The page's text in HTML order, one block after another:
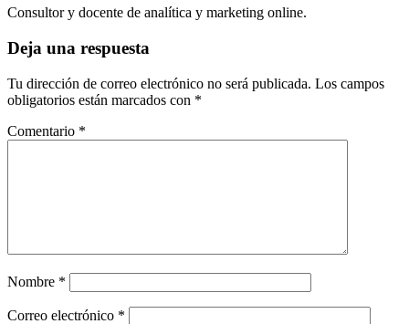
Consultor y docente de analítica y marketing online.
Interacciones
los
lectores
Deja una respuesta
Tu dirección de correo electrónico no será publicada. Los campos
obligatorios están marcados con *
Comentario *
Nombre *
Correo electrónico *